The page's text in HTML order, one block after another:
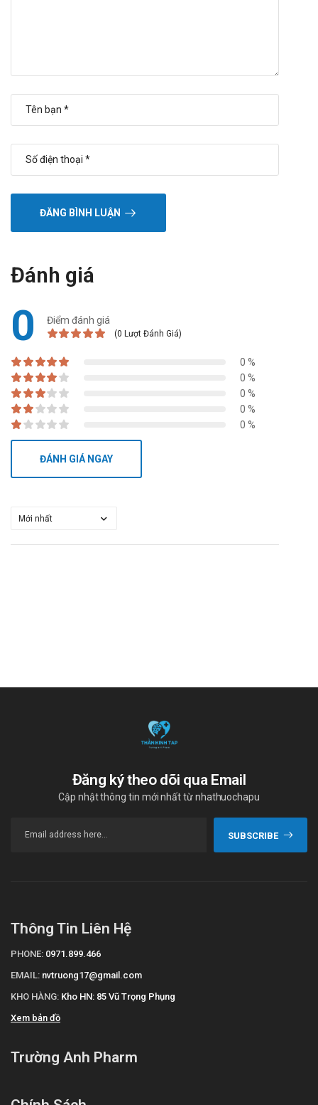
ĐĂNG BÌNH LUẬN
Đánh giá
0 Điểm đánh giá
(0 Lượt Đánh Giá)
0 %
0 %
0 %
0 %
0 %
ĐÁNH GIÁ NGAY
Đăng ký theo dõi qua Email
Cập nhật thông tin mới nhất từ nhathuochapu
SUBSCRIBE
Thông Tin Liên Hệ
PHONE: 0971.899.466
EMAIL: nvtruong17@gmail.com
KHO HÀNG: Kho HN: 85 Vũ Trọng Phụng
Xem bản đồ
Trường Anh Pharm